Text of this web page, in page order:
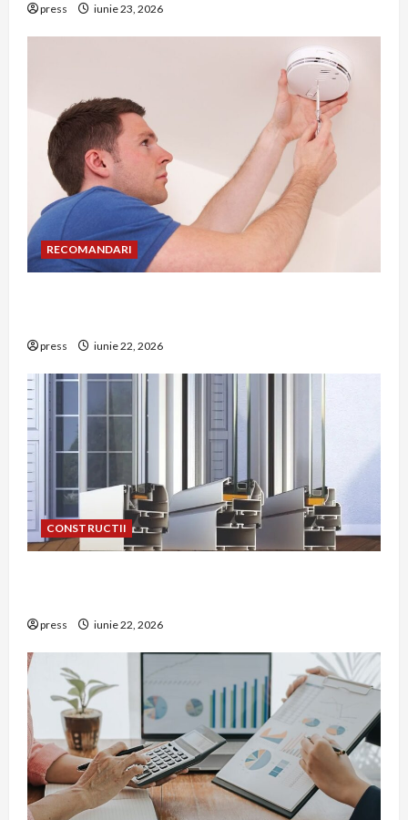
press iunie 23, 2026
RECOMANDARI
press iunie 22, 2026
CONSTRUCTII
press iunie 22, 2026